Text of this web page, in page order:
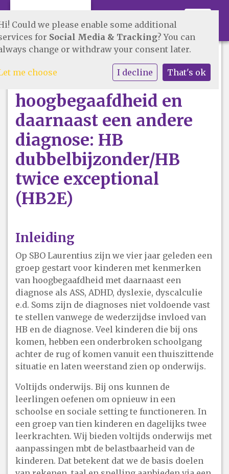
Lesplaats voor kinderen
met kenmerken van
hoogbegaafdheid en
daarnaast een andere
diagnose: HB
dubbelbijzonder/HB
twice exceptional
(HB2E)
Inleiding
Op SBO Laurentius zijn we vier jaar geleden een
groep gestart voor kinderen met kenmerken
van hoogbegaafdheid met daarnaast een
diagnose als ASS, ADHD, dyslexie, dyscalculie
e.d. Soms zijn de diagnoses niet voldoende vast
te stellen vanwege de wederzijdse invloed van
HB en de diagnose. Veel kinderen die bij ons
komen, hebben een onderbroken schoolgang
achter de rug of komen vanuit een thuiszittende
situatie en laten weerstand zien op onderwijs.
Voltijds onderwijs. Bij ons kunnen de
leerlingen oefenen om opnieuw in een
schoolse en sociale setting te functioneren. In
een groep van tien kinderen en dagelijks twee
leerkrachten. Wij bieden voltijds onderwijs met
aanpassingen mbt de belastbaarheid van de
kinderen. Dat betekent dat we de basis doelen
Could we please enable some additional
for Social Media & Tracking? You can
change or withdraw your consent later.
me choose I decline That's ok